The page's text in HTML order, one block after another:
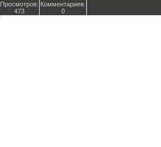
Просмотров:
473
Комментариев:
0